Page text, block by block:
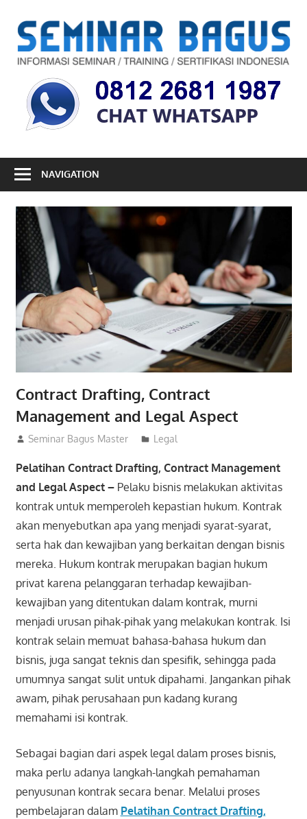
content
Informasi
Seminar,
Training
dan
Indonesia
NAVIGATION
Contract Drafting, Contract
Management and Legal Aspect
06/11/2021
Seminar Bagus Master Legal
Pelatihan Contract Drafting, Contract Management
and Legal Aspect – Pelaku bisnis melakukan aktivitas
kontrak untuk memperoleh kepastian hukum. Kontrak
akan menyebutkan apa yang menjadi syarat-syarat,
serta hak dan kewajiban yang berkaitan dengan bisnis
mereka. Hukum kontrak merupakan bagian hukum
privat karena pelanggaran terhadap kewajiban-
kewajiban yang ditentukan dalam kontrak, murni
menjadi urusan pihak-pihak yang melakukan kontrak. Isi
kontrak selain memuat bahasa-bahasa hukum dan
bisnis, juga sangat teknis dan spesifik, sehingga pada
umumnya sangat sulit untuk dipahami. Jangankan pihak
awam, pihak perusahaan pun kadang kurang
memahami isi kontrak.
Sebagai bagian dari aspek legal dalam proses bisnis,
maka perlu adanya langkah-langkah pemahaman
penyusunan kontrak secara benar. Melalui proses
pembelajaran dalam Pelatihan Contract Drafting,